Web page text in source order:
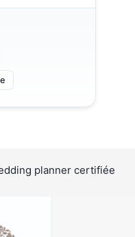
planner certifiée